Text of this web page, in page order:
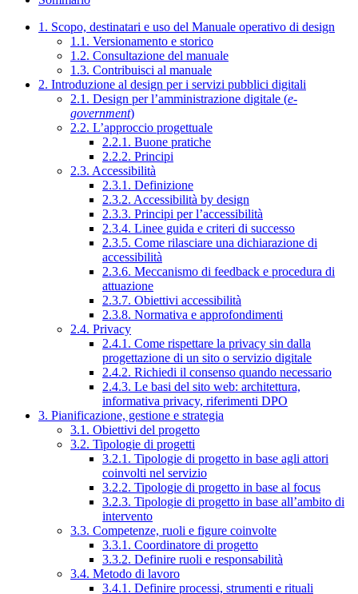
1. Scopo, destinatari e uso del Manuale operativo di design
1.1. Versionamento e storico
1.2. Consultazione del manuale
1.3. Contribuisci al manuale
2. Introduzione al design per i servizi pubblici digitali
2.1. Design per l’amministrazione digitale (e-
government)
2.2. L’approccio progettuale
2.2.1. Buone pratiche
2.2.2. Principi
2.3. Accessibilità
2.3.1. Definizione
2.3.2. Accessibilità by design
2.3.3. Principi per l’accessibilità
2.3.4. Linee guida e criteri di successo
2.3.5. Come rilasciare una dichiarazione di
accessibilità
2.3.6. Meccanismo di feedback e procedura di
attuazione
2.3.7. Obiettivi accessibilità
2.3.8. Normativa e approfondimenti
2.4. Privacy
2.4.1. Come rispettare la privacy sin dalla
progettazione di un sito o servizio digitale
2.4.2. Richiedi il consenso quando necessario
2.4.3. Le basi del sito web: architettura,
informativa privacy, riferimenti DPO
3. Pianificazione, gestione e strategia
3.1. Obiettivi del progetto
3.2. Tipologie di progetti
3.2.1. Tipologie di progetto in base agli attori
coinvolti nel servizio
3.2.2. Tipologie di progetto in base al focus
3.2.3. Tipologie di progetto in base all’ambito di
intervento
3.3. Competenze, ruoli e figure coinvolte
3.3.1. Coordinatore di progetto
3.3.2. Definire ruoli e responsabilità
3.4. Metodo di lavoro
3.4.1. Definire processi, strumenti e rituali